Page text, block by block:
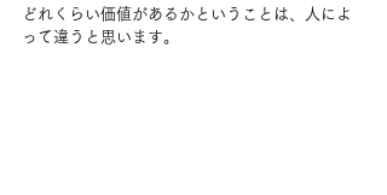
どれくらい価値があるかということは、人によ
って違うと思います。